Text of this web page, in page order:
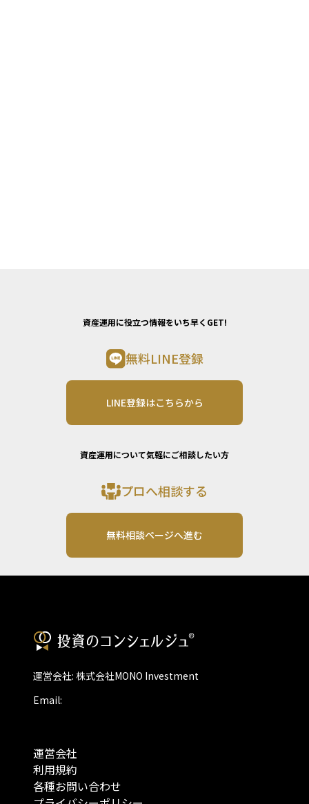
資産運用に役立つ情報をいち早くGET!
無料LINE登録
LINE登録はこちらから
資産運用について気軽にご相談したい方
プロへ相談する
無料相談ページへ進む
運営会社: 株式会社MONO Investment
Email:
運営会社
利用規約
各種お問い合わせ